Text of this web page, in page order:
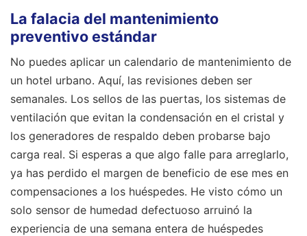
La falacia del mantenimiento
preventivo estándar
No puedes aplicar un calendario de mantenimiento de
un hotel urbano. Aquí, las revisiones deben ser
semanales. Los sellos de las puertas, los sistemas de
ventilación que evitan la condensación en el cristal y
los generadores de respaldo deben probarse bajo
carga real. Si esperas a que algo falle para arreglarlo,
ya has perdido el margen de beneficio de ese mes en
compensaciones a los huéspedes. He visto cómo un
solo sensor de humedad defectuoso arruinó la
experiencia de una semana entera de huéspedes